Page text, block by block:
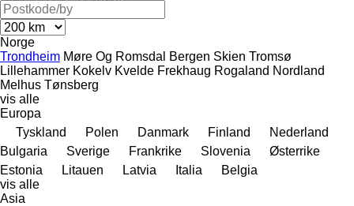
Norge
Trondheim Møre Og Romsdal Bergen Skien Tromsø
Lillehammer Kokelv Kvelde Frekhaug Rogaland Nordland
Melhus Tønsberg
vis alle
Europa
Tyskland
Polen Danmark Finland
Nederland
Bulgaria
Sverige Frankrike Slovenia
Østerrike
Estonia
Litauen Latvia Italia
Belgia
vis alle
Asia